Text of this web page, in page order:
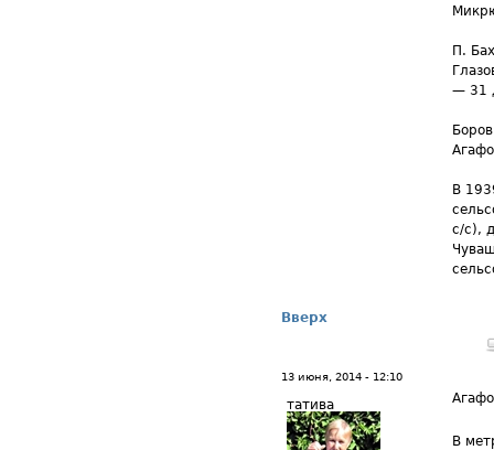
П.
— 31
В
с/с),
Вверх
13 июня, 2014 - 12:10
татива
В